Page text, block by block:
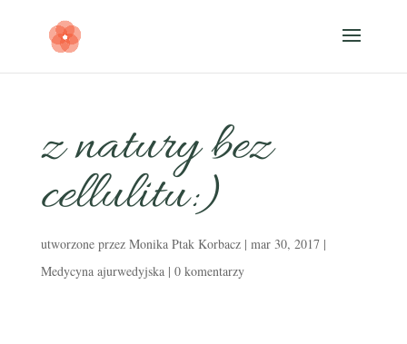
z natury bez
cellulitu:)
utworzone przez Monika Ptak Korbacz| mar 30, 2017|
Medycyna ajurwedyjska| 0 komentarzy